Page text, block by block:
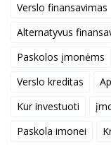
Verslo finansavimas
Alternatyvus
Paskolos įmonėms
Verslo kreditas
Kur investuoti
Paskola imonei